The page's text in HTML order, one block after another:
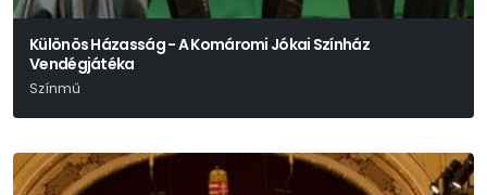
Különös Házasság - A Komáromi Jókai Színház
Vendégjátéka
Színmű
Mikszáth Kálmám